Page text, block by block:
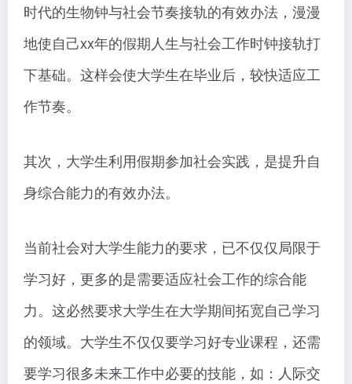
时代的生物钟与社会节奏接轨的有效办法，漫漫
地使自己xx年的假期人生与社会工作时钟接轨打
下基础。这样会使大学生在毕业后，较快适应工
作节奏。
其次，大学生利用假期参加社会实践，是提升自
身综合能力的有效办法。
当前社会对大学生能力的要求，已不仅仅局限于
学习好，更多的是需要适应社会工作的综合能
力。这必然要求大学生在大学期间拓宽自己学习
的领域。大学生不仅仅要学习好专业课程，还需
要学习很多未来工作中必要的技能，如：人际交